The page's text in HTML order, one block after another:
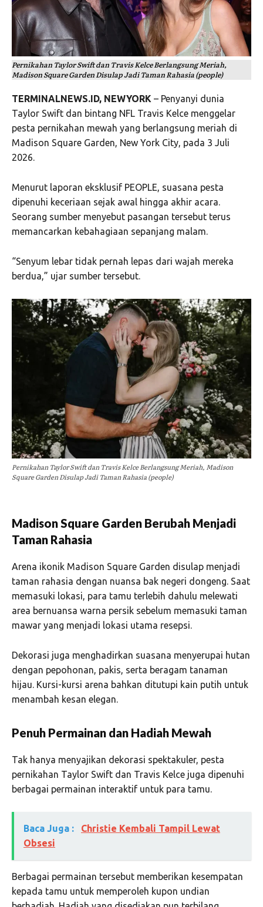
Pernikahan Taylor Swift dan Travis Kelce Berlangsung Meriah,
Madison Square Garden Disulap Jadi Taman Rahasia (people)
TERMINALNEWS.ID, NEWYORK – Penyanyi dunia
Taylor Swift dan bintang NFL Travis Kelce menggelar
pesta pernikahan mewah yang berlangsung meriah di
Madison Square Garden, New York City, pada 3 Juli
2026.
Menurut laporan eksklusif PEOPLE, suasana pesta
dipenuhi keceriaan sejak awal hingga akhir acara.
Seorang sumber menyebut pasangan tersebut terus
memancarkan kebahagiaan sepanjang malam.
“Senyum lebar tidak pernah lepas dari wajah mereka
berdua,” ujar sumber tersebut.
Pernikahan Taylor Swift dan Travis Kelce Berlangsung Meriah, Madison
Square Garden Disulap Jadi Taman Rahasia (people)
Madison Square Garden Berubah Menjadi
Taman Rahasia
Arena ikonik Madison Square Garden disulap menjadi
taman rahasia dengan nuansa bak negeri dongeng. Saat
memasuki lokasi, para tamu terlebih dahulu melewati
area bernuansa warna persik sebelum memasuki taman
mawar yang menjadi lokasi utama resepsi.
Dekorasi juga menghadirkan suasana menyerupai hutan
dengan pepohonan, pakis, serta beragam tanaman
hijau. Kursi-kursi arena bahkan ditutupi kain putih untuk
menambah kesan elegan.
Penuh Permainan dan Hadiah Mewah
Tak hanya menyajikan dekorasi spektakuler, pesta
pernikahan Taylor Swift dan Travis Kelce juga dipenuhi
berbagai permainan interaktif untuk para tamu.
Baca Juga :
Christie Kembali Tampil Lewat
Obsesi
Berbagai permainan tersebut memberikan kesempatan
kepada tamu untuk memperoleh kupon undian